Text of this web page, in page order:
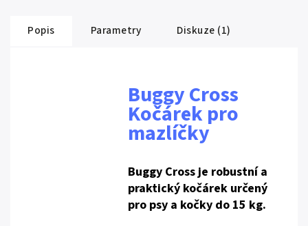
Popis Parametry Diskuze (1)
Buggy Cross
Kočárek pro
mazlíčky
Buggy Cross je robustní a
praktický kočárek určený
pro psy a kočky do 15 kg.